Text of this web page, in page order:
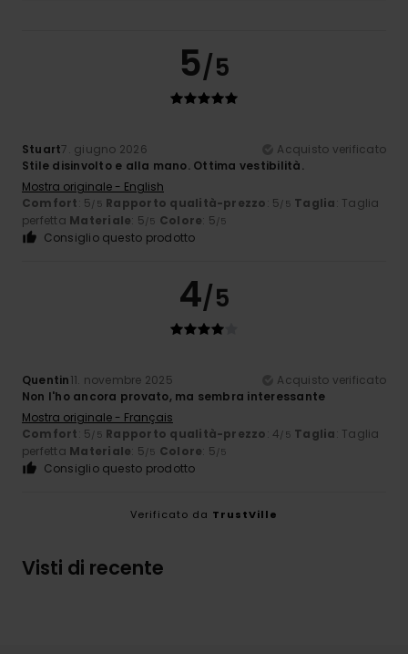
5/5
Stuart7. giugno 2026
Acquisto verificato
Stile disinvolto e alla mano. Ottima vestibilità.
Mostra originale - English
Comfort: 5/5 Rapporto qualità-prezzo: 5/5 Taglia: Taglia
perfetta Materiale: 5/5 Colore: 5/5
Consiglio questo prodotto
4/5
Quentin11. novembre 2025
Acquisto verificato
Non l'ho ancora provato, ma sembra interessante
Mostra originale - Français
Comfort: 5/5 Rapporto qualità-prezzo: 4/5 Taglia: Taglia
perfetta Materiale: 5/5 Colore: 5/5
Consiglio questo prodotto
Verificato da TrustVille
Visti di recente